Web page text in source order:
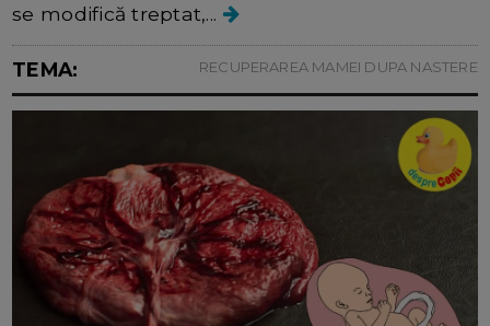
se modifică treptat,...
TEMA: RECUPERAREA MAMEI DUPA NASTERE